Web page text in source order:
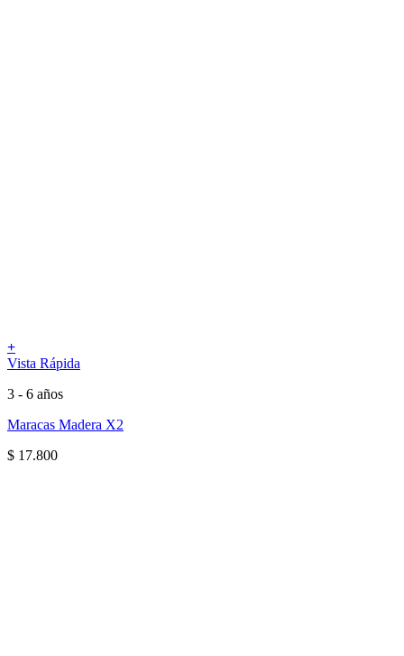
+
Vista Rápida
3 - 6 años
Maracas Madera X2
$ 17.800